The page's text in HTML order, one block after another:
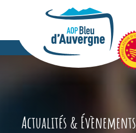
Actualités & Évènements